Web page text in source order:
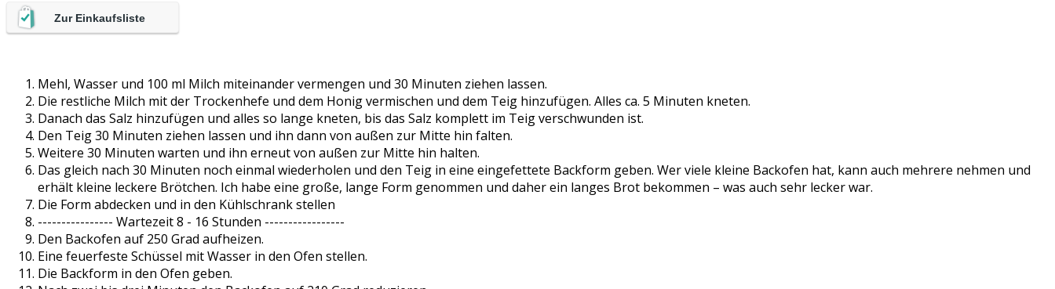
Zur Einkaufsliste
Mehl, Wasser und 100 ml Milch miteinander vermengen und 30 Minuten ziehen lassen.
Die restliche Milch mit der Trockenhefe und dem Honig vermischen und dem Teig hinzufügen. Alles ca. 5 Minuten kneten.
Danach das Salz hinzufügen und alles so lange kneten, bis das Salz komplett im Teig verschwunden ist.
Den Teig 30 Minuten ziehen lassen und ihn dann von außen zur Mitte hin falten.
Weitere 30 Minuten warten und ihn erneut von außen zur Mitte hin halten.
Das gleich nach 30 Minuten noch einmal wiederholen und den Teig in eine eingefettete Backform geben. Wer viele kleine Backofen hat, kann auch mehrere nehmen und
erhält kleine leckere Brötchen. Ich habe eine große, lange Form genommen und daher ein langes Brot bekommen – was auch sehr lecker war.
Die Form abdecken und in den Kühlschrank stellen
---------------- Wartezeit 8 - 16 Stunden -----------------
Den Backofen auf 250 Grad aufheizen.
Eine feuerfeste Schüssel mit Wasser in den Ofen stellen.
Die Backform in den Ofen geben.